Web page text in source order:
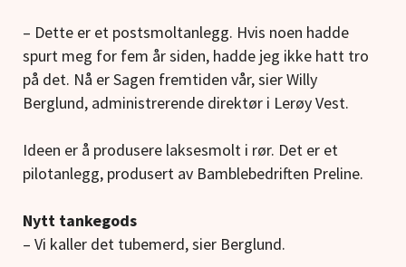
– Dette er et postsmoltanlegg. Hvis noen hadde
spurt meg for fem år siden, hadde jeg ikke hatt tro
på det. Nå er Sagen fremtiden vår, sier Willy
Berglund, administrerende direktør i Lerøy Vest.
Ideen er å produsere laksesmolt i rør. Det er et
pilotanlegg, produsert av Bamblebedriften Preline.
Nytt tankegods
– Vi kaller det tubemerd, sier Berglund.